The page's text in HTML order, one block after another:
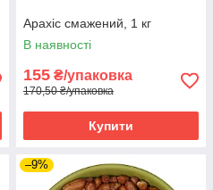
Арахіс смажений, 1 кг
В наявності
155 ₴/упаковка
170,50 ₴/упаковка
Купити
–9%